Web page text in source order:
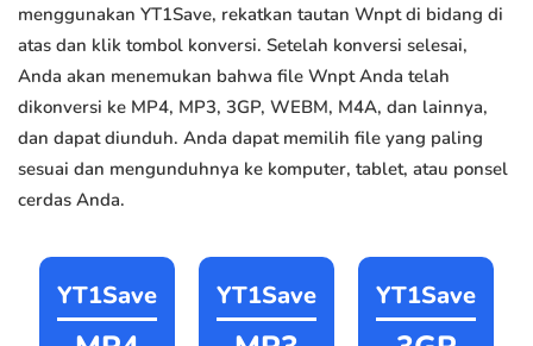
menggunakan YT1Save, rekatkan tautan Wnpt di bidang di
atas dan klik tombol konversi. Setelah konversi selesai,
Anda akan menemukan bahwa file Wnpt Anda telah
dikonversi ke MP4, MP3, 3GP, WEBM, M4A, dan lainnya,
dan dapat diunduh. Anda dapat memilih file yang paling
sesuai dan mengunduhnya ke komputer, tablet, atau ponsel
cerdas Anda.
YT1Save YT1Save YT1Save